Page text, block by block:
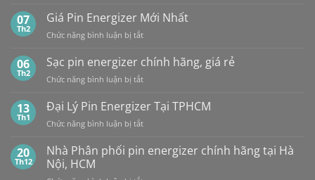
NỘI
TP.HCM:
TÍN,
CHIẾT
CAO,
HÀNG
CHÍNH
hãng:
Panasonic
Maxell:
hơn?
hợp
10
loại
thay
đèn
lượng
mặt
07
Th2
Giá Pin Energizer Mới Nhất
Chức năng bình luận bị tắtở
Pin
Energizer
Mới
06
Th2
Sạc pin energizer chính hãng, giá rẻ
Chức năng bình luận bị tắtở
pin
energizer
chính
giá
13
Th1
Đại Lý Pin Energizer Tại TPHCM
Chức năng bình luận bị tắtở
Lý
Pin
20
Th12
Nhà Phân phối pin energizer chính hãng tại Hà
Nội, HCM